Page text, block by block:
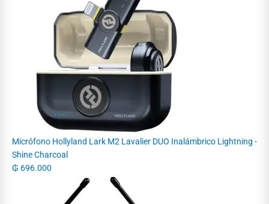
Micrófono Hollyland Lark M2 Lavalier DUO Inalámbrico Lightning -
Shine Charcoal
₲ 696.000